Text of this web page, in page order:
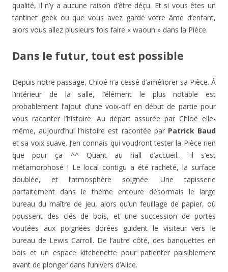
qualité, il n’y a aucune raison d’être déçu. Et si vous êtes un
tantinet geek ou que vous avez gardé votre âme d’enfant,
alors vous allez plusieurs fois faire « waouh » dans la Pièce.
Dans le futur, tout est possible
Depuis notre passage, Chloé n’a cessé d’améliorer sa Pièce. À
l’intérieur de la salle, l’élément le plus notable est
probablement l’ajout d’une voix-off en début de partie pour
vous raconter l’histoire. Au départ assurée par Chloé elle-
même, aujourd’hui l’histoire est racontée par Patrick Baud
et sa voix suave. J’en connais qui voudront tester la Pièce rien
que pour ça ^^ Quant au hall d’accueil… il s’est
métamorphosé ! Le local contigu a été racheté, la surface
doublée, et l’atmosphère soignée. Une tapisserie
parfaitement dans le thème entoure désormais le large
bureau du maître de jeu, alors qu’un feuillage de papier, où
poussent des clés de bois, et une succession de portes
voutées aux poignées dorées guident le visiteur vers le
bureau de Lewis Carroll. De l’autre côté, des banquettes en
bois et un espace kitchenette pour patienter paisiblement
avant de plonger dans l’univers d’Alice.